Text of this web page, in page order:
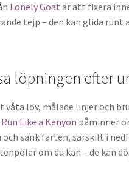
Lonely Goat är att fixera
tejp – den kan glida runt
löpningen efter
våta löv, målade linjer och
Run Like a Kenyon påminner
och sänk farten, särskilt i
om du kan – de kan